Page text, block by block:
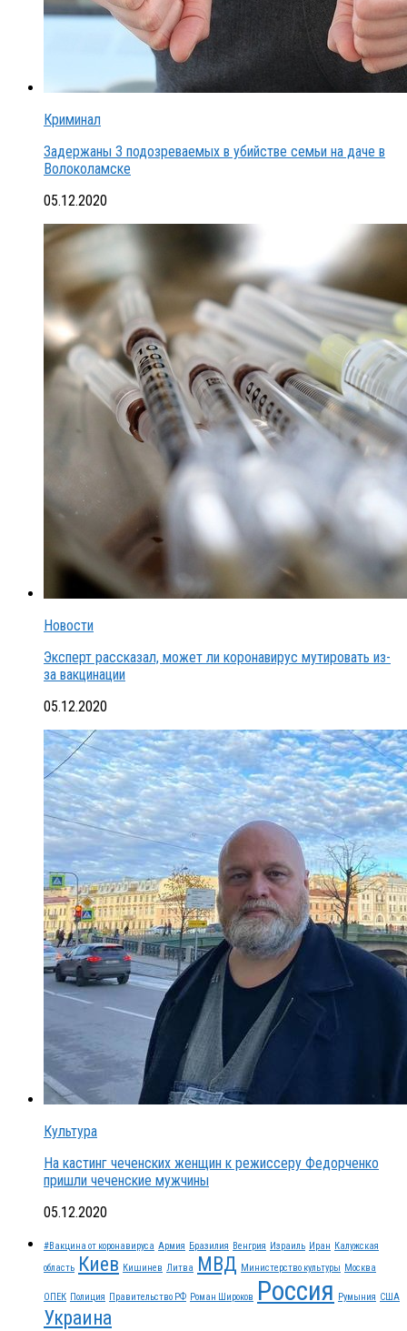
Криминал
Задержаны 3 подозреваемых в убийстве семьи на даче в
Волоколамске
05.12.2020
Новости
Эксперт рассказал, может ли коронавирус мутировать из-
за вакцинации
05.12.2020
Культура
На кастинг чеченских женщин к режиссеру Федорченко
пришли чеченские мужчины
05.12.2020
#Вакцина от коронавируса Армия Бразилия Венгрия Израиль Иран Калужская
область Киев Кишинев Литва МВД Министерство культуры Москва
ОПЕК Полиция Правительство РФ Роман Широков Россия Румыния США
Украина